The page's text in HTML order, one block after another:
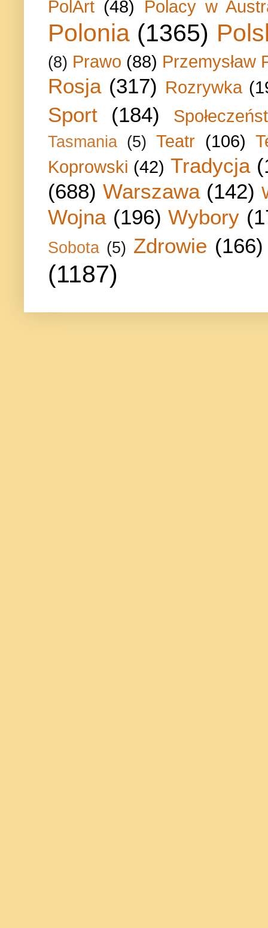
PolArt (48) Polacy w
Polonia (1365)
(8) Prawo (88) Przemysław
Rosja (317) Rozrywka
Sport (184)
Tasmania (5) Teatr (106)
Koprowski (42) Tradycja
(688) Warszawa (142)
Wojna (196) Wybory
Sobota (5) Zdrowie (166)
(1187)